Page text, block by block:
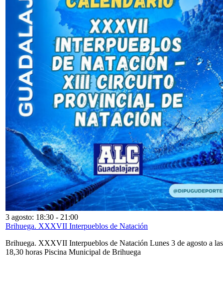
3 agosto: 18:30 - 21:00
Brihuega. XXXVII Interpueblos de Natación
Brihuega. XXXVII Interpueblos de Natación Lunes 3 de agosto a las
18,30 horas Piscina Municipal de Brihuega